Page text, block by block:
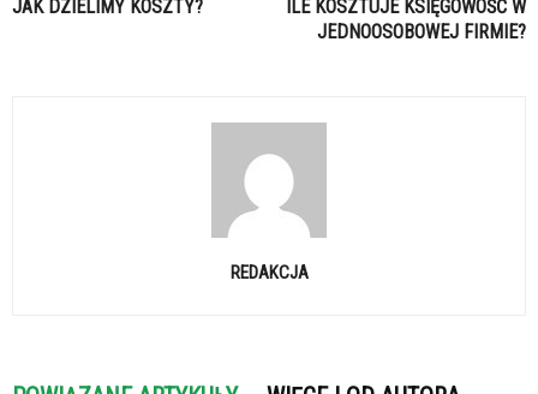
JAK DZIELIMY KOSZTY?
ILE KOSZTUJE KSIĘGOWOŚĆ W
JEDNOOSOBOWEJ FIRMIE?
REDAKCJA